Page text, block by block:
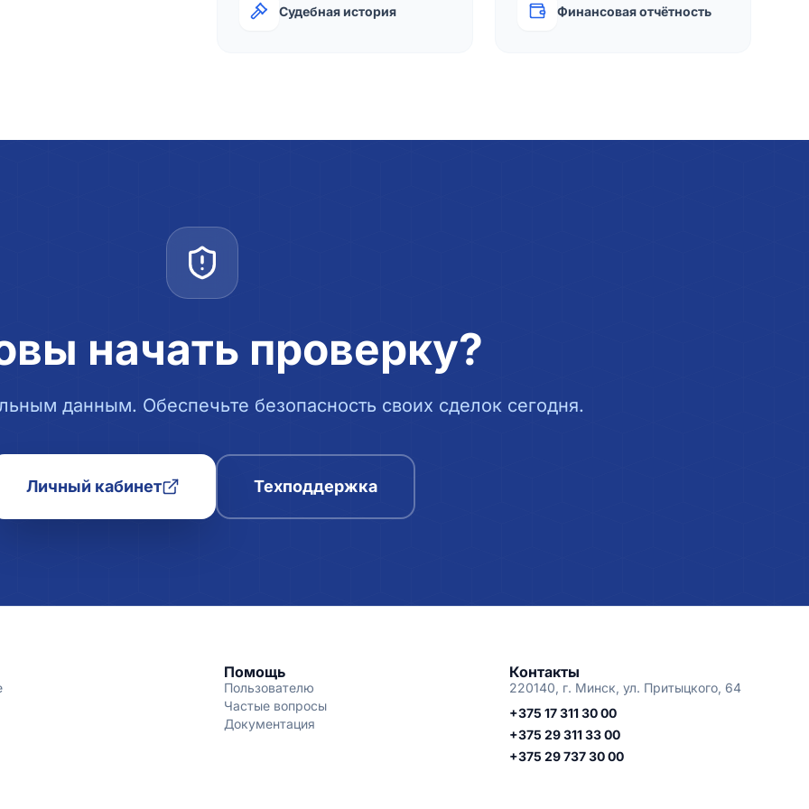
Судебная история Финансовая отчётность
начать проверку?
данным. Обеспечьте безопасность своих сделок сегодня.
Личный кабинет Техподдержка
Помощь
Пользователю
Частые вопросы
Документация
Контакты
220140, г. Минск, ул. Притыцкого, 64
+375 17 311 30 00
+375 29 311 33 00
+375 29 737 30 00